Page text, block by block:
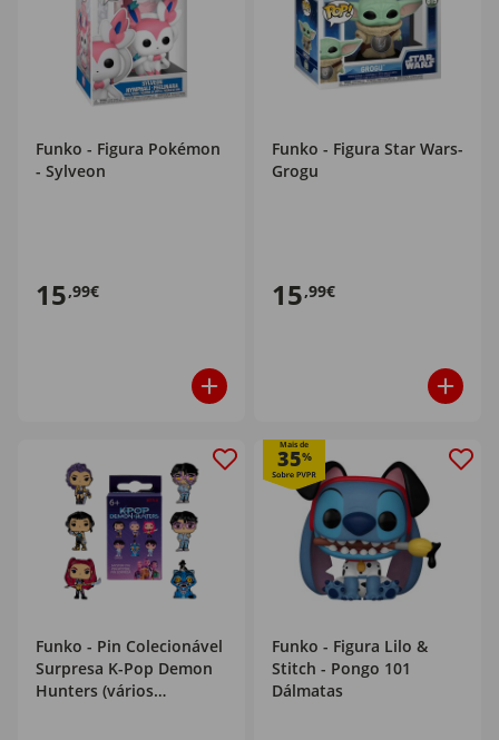
Funko - Figura Pokémon
- Sylveon
15,99€
Funko - Figura Star Wars-
Grogu
15,99€
Funko - Pin Colecionável
Surpresa K-Pop Demon
Hunters (vários
Mais de
35%
Funko - Figura Lilo &
Stitch - Pongo 101
Dálmatas